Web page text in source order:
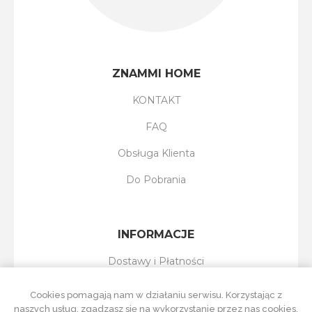
ZNAMMI HOME
KONTAKT
FAQ
Obsługa Klienta
Do Pobrania
INFORMACJE
Dostawy i Płatności
Cookies pomagają nam w działaniu serwisu. Korzystając z
naszych usług, zgadzasz się na wykorzystanie przez nas cookies.